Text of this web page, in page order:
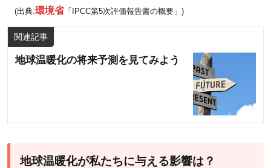
(出典:環境省「IPCC第5次評価報告書の概要」)
関連記事
地球温暖化の将来予測を見てみよう
地球温暖化が私たちに与える影響は？